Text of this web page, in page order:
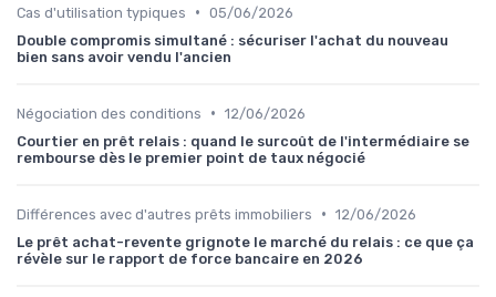
Cas d'utilisation typiques • 05/06/2026
Double compromis simultané : sécuriser l'achat du nouveau
bien sans avoir vendu l'ancien
Négociation des conditions • 12/06/2026
Courtier en prêt relais : quand le surcoût de l'intermédiaire se
rembourse dès le premier point de taux négocié
Différences avec d'autres prêts immobiliers • 12/06/2026
Le prêt achat-revente grignote le marché du relais : ce que ça
révèle sur le rapport de force bancaire en 2026